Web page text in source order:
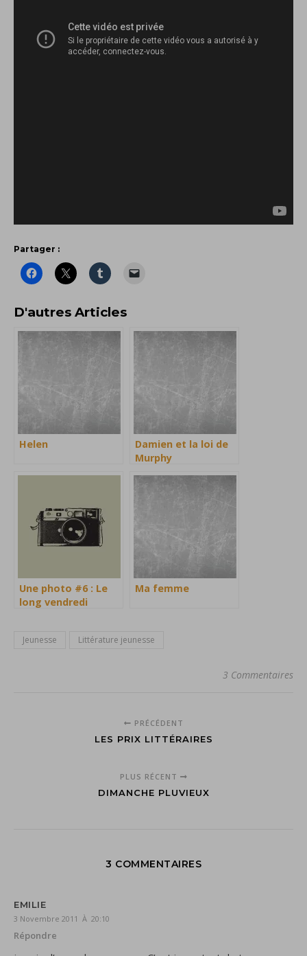
Partager :
D'autres Articles
Helen
Damien et la loi de
Murphy
Une photo #6 : Le
long vendredi
Ma femme
Jeunesse Littérature jeunesse
3 Commentaires
PRÉCÉDENT
LES PRIX LITTÉRAIRES
PLUS RÉCENT
DIMANCHE PLUVIEUX
3 COMMENTAIRES
EMILIE
3 Novembre 2011 À 20:10
Répondre